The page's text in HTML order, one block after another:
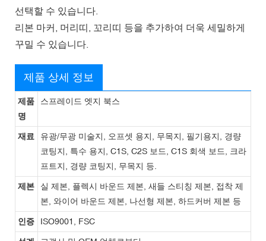
선택할 수 있습니다.
리본 마커, 머리띠, 꼬리띠 등을 추가하여 더욱 세밀하게
꾸밀 수 있습니다.
제품 상세 정보
제품
명
스프레이드 엣지 북스
재료
유광/무광 미술지, 오프셋 용지, 무목지, 필기용지, 경량
코팅지, 특수 용지, C1S, C2S 보드, C1S 회색 보드, 크라
프트지, 경량 코팅지, 무목지 등.
제본
실 제본, 플렉시 바운드 제본, 새들 스티칭 제본, 접착 제
본, 와이어 바운드 제본, 나선형 제본, 하드커버 제본 등
인증 ISO9001, FSC